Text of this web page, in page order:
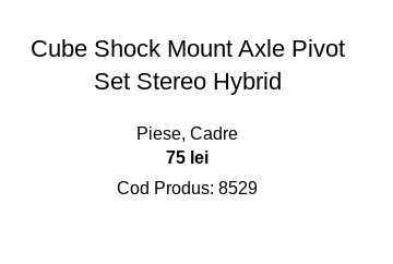
Cube Shock Mount Axle Pivot
Set Stereo Hybrid
Piese,Cadre
75 lei
Cod Produs: 8529